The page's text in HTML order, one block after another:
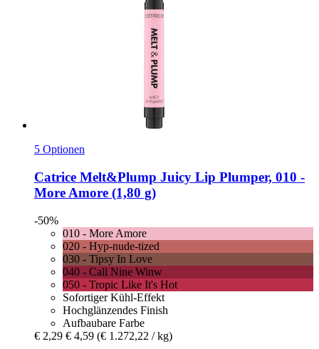
5 Optionen
Catrice Melt&Plump Juicy Lip Plumper, 010 -​
More Amore (1,80 g)
-50%
010 - More Amore
020 - Hyp-nude-tized
030 - Tipsy In Love
040 - Call Nine Winw
050 - Tropic Like It's Hot
Sofortiger Kühl-Effekt
Hochglänzendes Finish
Aufbaubare Farbe
€ 2,29 € 4,59 (€ 1.272,22 / kg)